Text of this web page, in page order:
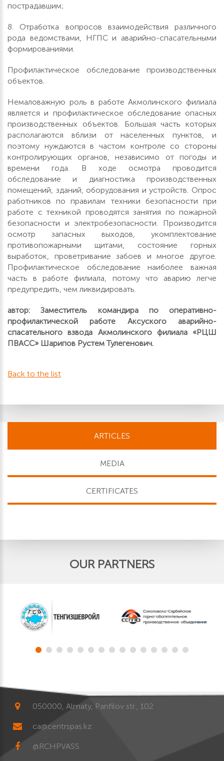
пострадавшим;
8. Отработка вопросов взаимодействия различного
рода ведомствами, НГПС и аварийно-спасательными
формированиями.
Профилактическое обследование производственных
объектов.
Немаловажную роль в работе Акмолинского филиала
является и профилактическое обследование опасных
производственных объектов. Большая часть которых
располагаются вблизи от населенных пунктов, и
поэтому нуждаются в частом контроле со стороны
контролирующих органов, независимо от погоды и
времени года. В ходе осмотра проводится
обследование и диагностика производственных
помещений, зданий, оборудования и устройств. Опрос
работников по правилам техники безопасности при
работе с техникой проводятся занятия по пожарной
безопасности и электробезопасности. Производится
осмотр запасных выходов, укомплектование
противопожарными щитами, состояние горных
выработок, проветривание забоев и многое другое.
Профилактическое обследование наиболее важная
часть в работе филиала, потому что аварию легче
предупредить, чем ликвидировать.
автор: Заместитель командира по оперативно-
профилактической работе Аксуского аварийно-
спасательного взвода Акмолинского филиала «РЦШ
ПВАСС» Шарипов Рустем Тулегенович.
Back to the list
ARTICLES
MEDIA
CERTIFICATES
OUR PARTNERS
050000, Almaty, Panfilov str., 102
ca@centrspas.kz
@RCHPVASS